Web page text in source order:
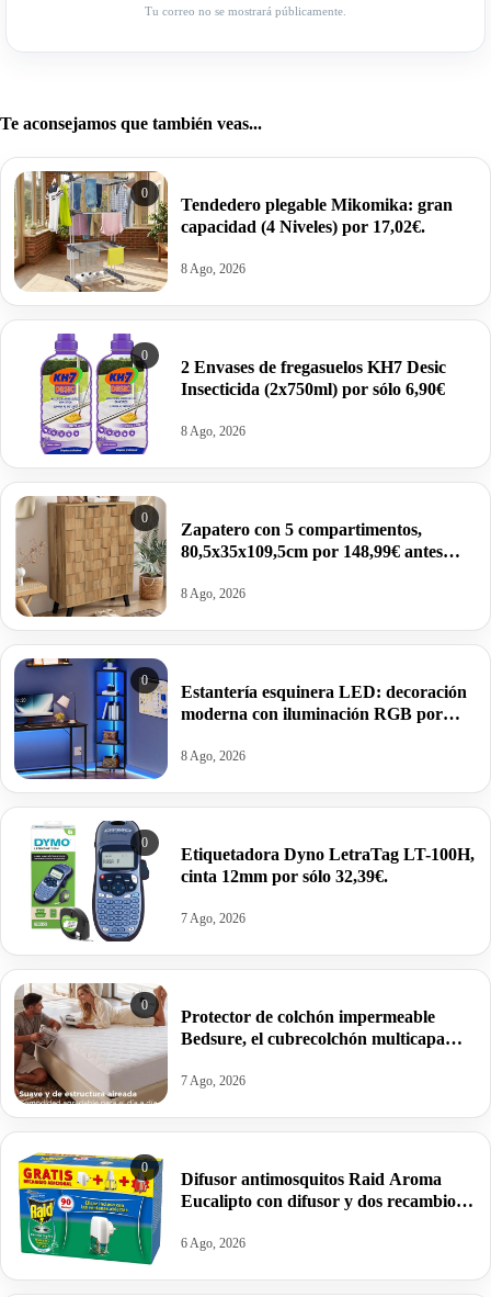
Tu correo no se mostrará públicamente.
Te aconsejamos que también veas...
0
Tendedero plegable Mikomika: gran
capacidad (4 Niveles) por 17,02€.
8 Ago, 2026
0
2 Envases de fregasuelos KH7 Desic
Insecticida (2x750ml) por sólo 6,90€
8 Ago, 2026
0
Zapatero con 5 compartimentos,
80,5x35x109,5cm por 148,99€ antes
8 Ago, 2026
0
Estantería esquinera LED: decoración
moderna con iluminación RGB por
8 Ago, 2026
0
Etiquetadora Dyno LetraTag LT-100H,
cinta 12mm por sólo 32,39€.
7 Ago, 2026
0
Protector de colchón impermeable
Bedsure, el cubrecolchón multicapa
21,65€.
7 Ago, 2026
0
Difusor antimosquitos Raid Aroma
Eucalipto con difusor y dos recambios
6 Ago, 2026